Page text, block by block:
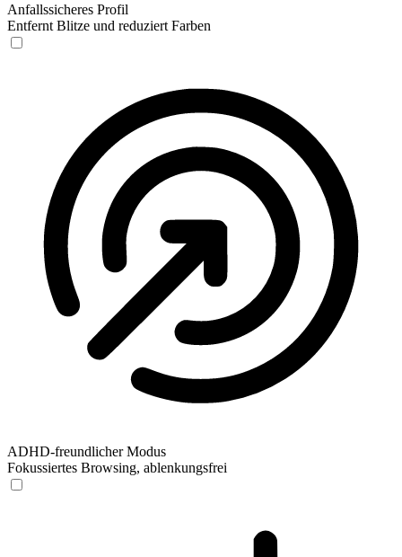
Anfallssicheres Profil
Entfernt Blitze und reduziert Farben
ADHD-freundlicher Modus
Fokussiertes Browsing, ablenkungsfrei